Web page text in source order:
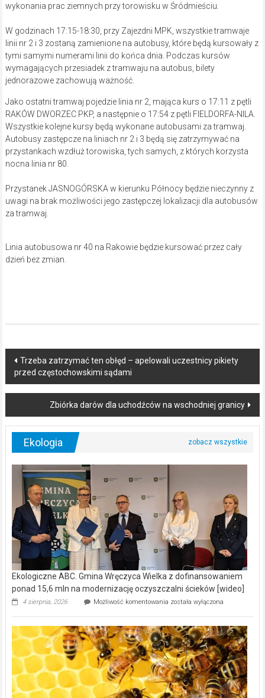
wykonania prac ziemnych przy torowisku w Śródmieściu.
W godzinach 17:15-18:30, przy Zajezdni MPK, wszystkie tramwaje
linii nr 2 i 3 zostaną zamienione na autobusy, które będą kursowały z
tymi samymi numerami linii do końca dnia. Podczas kursów
wymagających przesiadek z tramwaju na autobus, bilety
jednorazowe zachowują ważność.
Jako ostatni tramwaj pojedzie linia nr 2, mająca kurs o 17:11 z pętli
RAKÓW DWORZEC PKP, a następnie o 17:54 z pętli FIELDORFA-NILA.
Wszystkie kolejne kursy będą wykonane autobusami za tramwaj.
Autobusy zastępcze na liniach nr 2 i 3 będą się zatrzymywać na
przystankach wzdłuż torowiska, tych samych, z których korzysta
nocna linia nr 80.
Przystanek JASNOGÓRSKA w kierunku Północy będzie nieczynny z
uwagi na brak możliwości jego zastępczej lokalizacji dla autobusów
za tramwaj.
Linia autobusowa nr 40 na Rakowie będzie kursować przez cały
dzień bez zmian.
Post
navigation
Trzeba zatrzymać ten obłęd – apelowali uczestnicy pikiety
przed częstochowskimi sądami
Zbiórka darów dla uchodźców na wschodniej granicy
Ekologia
Ekologiczne ABC. Gmina Wręczyca Wielka z dofinansowaniem
ponad 15,6 mln na modernizację oczyszczalni ścieków [wideo]
4 sierpnia, 2026 Możliwość komentowania Ekologiczne
Wręczyca
Wielka
z
dofinansowaniem
ponad
15,6
mln
na
została wyłączona